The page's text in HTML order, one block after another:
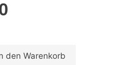
den Warenkorb